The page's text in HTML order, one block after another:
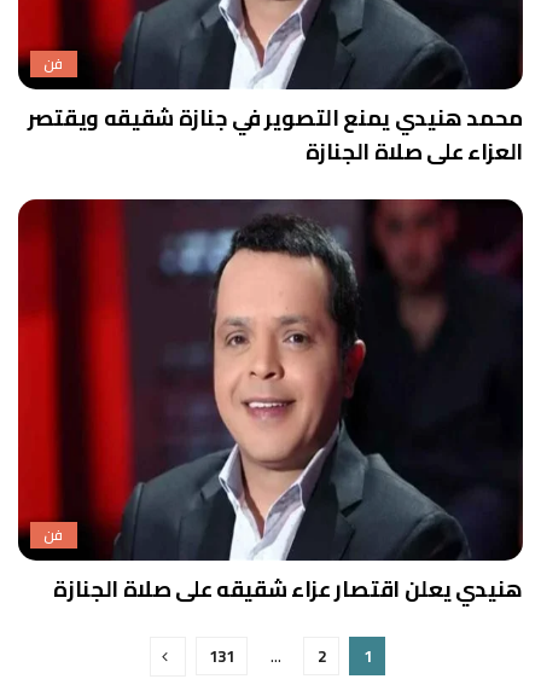
فن
محمد هنيدي يمنع التصوير في جنازة شقيقه ويقتصر
العزاء على صلاة الجنازة
فن
هنيدي يعلن اقتصار عزاء شقيقه على صلاة الجنازة
1
2
…
131